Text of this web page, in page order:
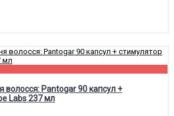
волосся: Pantogar 90 капсул +
Labs 237 мл